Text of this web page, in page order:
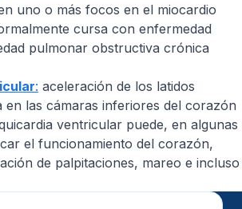
uno o más focos en el miocardio
cursa con enfermedad
pulmonar obstructiva crónica
: aceleración de los latidos
en las cámaras inferiores del corazón
ventricular puede, en algunas
el funcionamiento del corazón,
de palpitaciones, mareo e incluso